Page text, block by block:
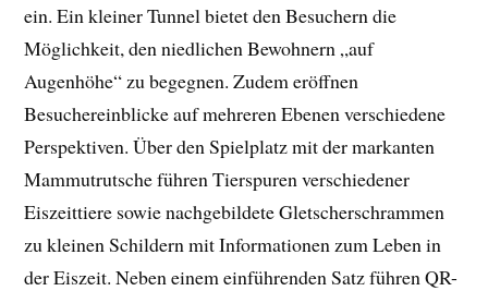
ein. Ein kleiner Tunnel bietet den Besuchern die
Möglichkeit, den niedlichen Bewohnern „auf
Augenhöhe“ zu begegnen. Zudem eröffnen
Besuchereinblicke auf mehreren Ebenen verschiedene
Perspektiven. Über den Spielplatz mit der markanten
Mammutrutsche führen Tierspuren verschiedener
Eiszeittiere sowie nachgebildete Gletscherschrammen
zu kleinen Schildern mit Informationen zum Leben in
der Eiszeit. Neben einem einführenden Satz führen QR-